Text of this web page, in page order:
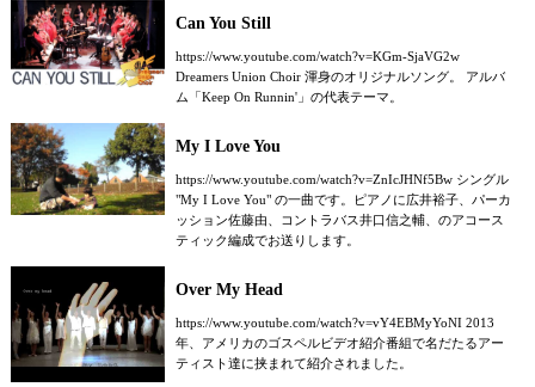
Can You Still
https://www.youtube.com/watch?v=KGm-SjaVG2w
Dreamers Union Choir 渾身のオリジナルソング。 アルバ
ム「Keep On Runnin'」の代表テーマ。
My I Love You
https://www.youtube.com/watch?v=ZnIcJHNf5Bw シングル
"My I Love You" の一曲です。ピアノに広井裕子、パーカ
ッション佐藤由、コントラバス井口信之輔、のアコース
ティック編成でお送りします。
Over My Head
https://www.youtube.com/watch?v=vY4EBMyYoNI 2013
年、アメリカのゴスペルビデオ紹介番組で名だたるアー
ティスト達に挟まれて紹介されました。